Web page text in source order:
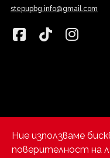
Ние използваме
поверителност на
stepupbg.info@gmail.com